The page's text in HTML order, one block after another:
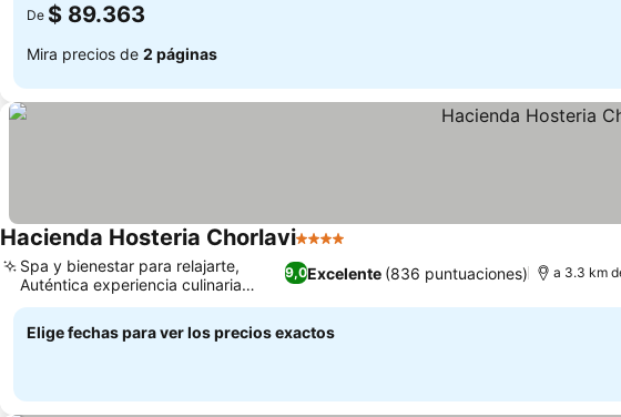
De $ 89.363
Mira precios de 2 páginas
Hacienda Hosteria Chorlavi4 Estrellas
9,0Excelente (836 puntuaciones)
Spa y bienestar para relajarte,
Auténtica experiencia culinaria
ecuatoriana
a 3.3 km
Elige fechas para ver los precios exactos